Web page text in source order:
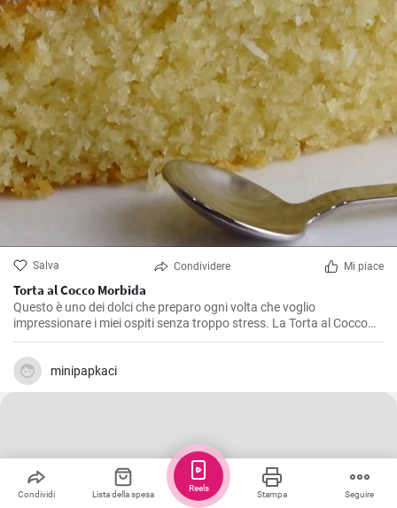
Salva Condividere Mi piace
Torta al Cocco Morbida
Questo è uno dei dolci che preparo ogni volta che voglio
impressionare i miei ospiti senza troppo stress. La Torta al Cocco
Morbida è un dolce dal sapore esotico e dalla consistenza soffice
che caterisce agli amanti del cocco in modo eccezionale. La sua
bellezza sta nella sua semplicità e in un gusto autentico di cocco
che è diventato un vero e proprio inno a questo frutto. Io la adoro e
minipapkaci
Condividi Lista della spesa Stampa Seguire
Reels